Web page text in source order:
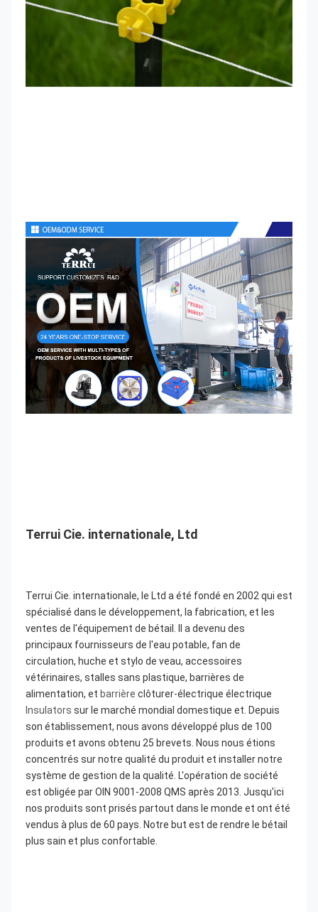
Terrui Cie. internationale, Ltd
Terrui Cie. internationale, le Ltd a été fondé en 2002 qui est
spécialisé dans le développement, la fabrication, et les
ventes de l'équipement de bétail. Il a devenu des
principaux fournisseurs de l'eau potable, fan de
circulation, huche et stylo de veau, accessoires
vétérinaires, stalles sans plastique, barrières de
alimentation, et barrière
Insulators sur le marché mondial domestique et. Depuis
son établissement, nous avons développé plus de 100
produits et avons obtenu 25 brevets. Nous nous étions
concentrés sur notre qualité du produit et installer notre
système de gestion de la qualité. L'opération de société
est obligée par OIN 9001-2008 QMS après 2013. Jusqu'ici
nos produits sont prisés partout dans le monde et ont été
vendus à plus de 60 pays. Notre but est de rendre le bétail
plus sain et plus confortable.